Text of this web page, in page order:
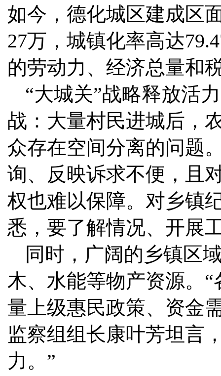
如今，德化城区建成区
27万，城镇化率高达
的劳动力、经济总量和
“大城关”战略释放活
战：大量村民进城后，
众存在空间分离的问题
询、反映诉求不便，且
权也难以保障。对乡镇
悉，要了解情况、开展
同时，广阔的乡镇区
木、水能等物产资源。“
量上级惠民政策、资金
监察组组长康叶芳坦言
力。”